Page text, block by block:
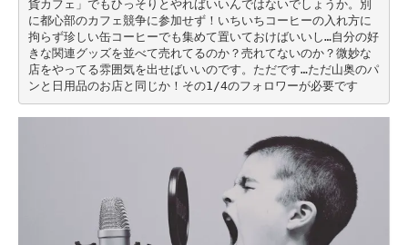
貨カフェ」でもひっそりとやればいいんではないでしょうか。別
に都心部のカフェ競争に参加せず！いちいちコーヒーの入れ方に
拘らず珍しい缶コーヒーでも集めて置いておけばいいし…自分の好
きな関連グッズを並べて売れてるのか？売れてないのか？微妙な
店をやってる雰囲気を出せばいいのです。ただです…ただ山奥のパ
ンと日用品のお店と同じか！その1/4のフォロワーが必要です